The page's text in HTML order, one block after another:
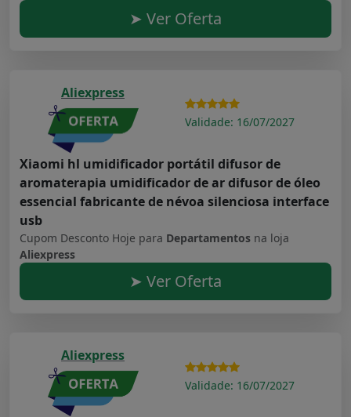
➤ Ver Oferta
Aliexpress
Validade: 16/07/2027
Xiaomi hl umidificador portátil difusor de
aromaterapia umidificador de ar difusor de óleo
essencial fabricante de névoa silenciosa interface
usb
Cupom Desconto Hoje para Departamentos na loja
Aliexpress
➤ Ver Oferta
Aliexpress
Validade: 16/07/2027